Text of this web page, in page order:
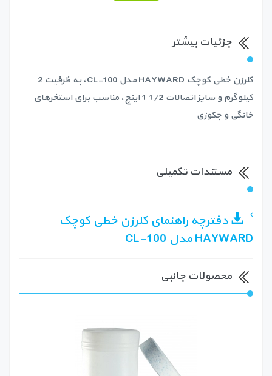
جزئیات بیشتر
کلرزن خطی کوچک HAYWARD مدل CL-100، به ظرفیت 2
کیلوگرم و سایز اتصالات 1/2 1 اینچ، مناسب برای استخرهای
خانگی و جکوزی
مستندات تکمیلی
دفترچه راهنمای کلرزن خطی کوچک
HAYWARD مدل CL-100
محصولات جانبی